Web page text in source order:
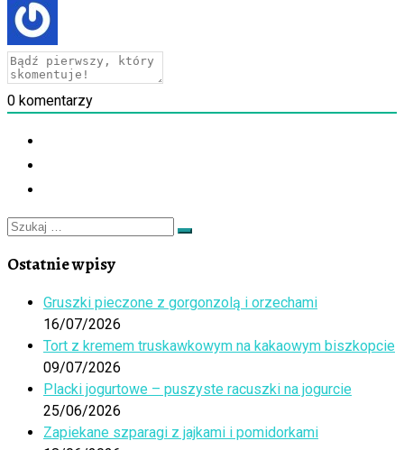
0 komentarzy
Szukaj
Szukaj
Ostatnie wpisy
Gruszki pieczone z gorgonzolą i orzechami
16/07/2026
Tort z kremem truskawkowym na kakaowym biszkopcie
09/07/2026
Placki jogurtowe – puszyste racuszki na jogurcie
25/06/2026
Zapiekane szparagi z jajkami i pomidorkami